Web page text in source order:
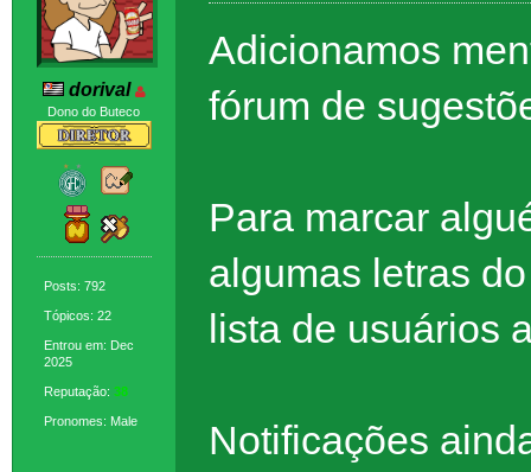
dorival
Dono do Buteco
Posts: 792
Tópicos: 22
Entrou em: Dec
2025
Reputação: 38
Pronomes: Male
Adicionamos
fórum de
Para marcar
algumas letras
lista de usuários
Notificações